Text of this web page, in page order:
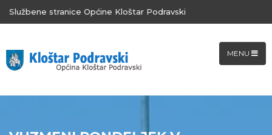
Službene stranice Općine Kloštar Podravski
MENU